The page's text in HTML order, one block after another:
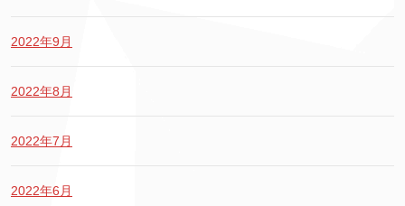
2022年9月
2022年8月
2022年7月
2022年6月